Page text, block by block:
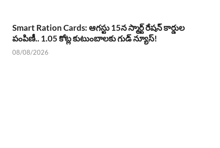
Smart Ration Cards: ఆగస్టు 15న స్మార్ట్ రేషన్ కార్డుల
పంపిణీ.. 1.05 కోట్ల కుటుంబాలకు గుడ్ న్యూస్!
08/08/2026